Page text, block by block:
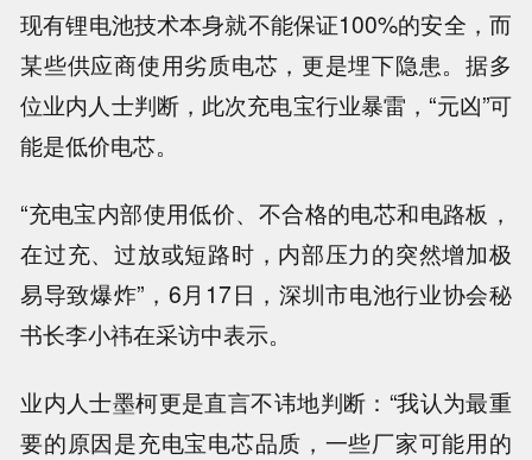
现有锂电池技术本身就不能保证100%的安全，而
某些供应商使用劣质电芯，更是埋下隐患。据多
位业内人士判断，此次充电宝行业暴雷，“元凶”可
能是低价电芯。
“充电宝内部使用低价、不合格的电芯和电路板 ，
在过充、过放或短路时，内部压力的突然增加极
易导致爆炸”，6月17日，深圳市电池行业协会秘
书长李小祎在采访中表示。
业内人士墨柯更是直言不讳地判断：“我认为最重
要的原因是充电宝电芯品质，一些厂家可能用的